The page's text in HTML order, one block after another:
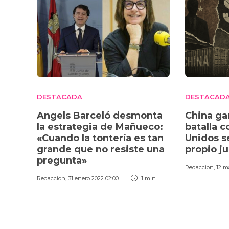
DESTACADA
Angels Barceló desmonta
la estrategia de Mañueco:
«Cuando la tontería es tan
grande que no resiste una
pregunta»
Redaccion, 31 enero 2022 02:00 1 min
China
batalla
Unidos
propio
Redaccion, 12